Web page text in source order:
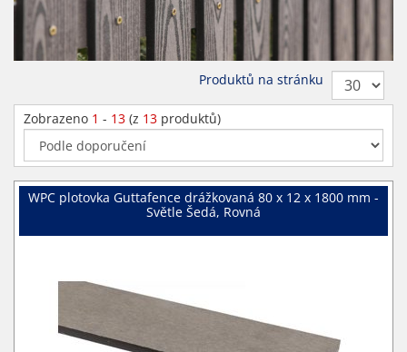
Produktů na stránku
Zobrazeno 1 - 13 (z 13 produktů)
WPC plotovka Guttafence drážkovaná 80 x 12 x 1800 mm -
Světle Šedá, Rovná